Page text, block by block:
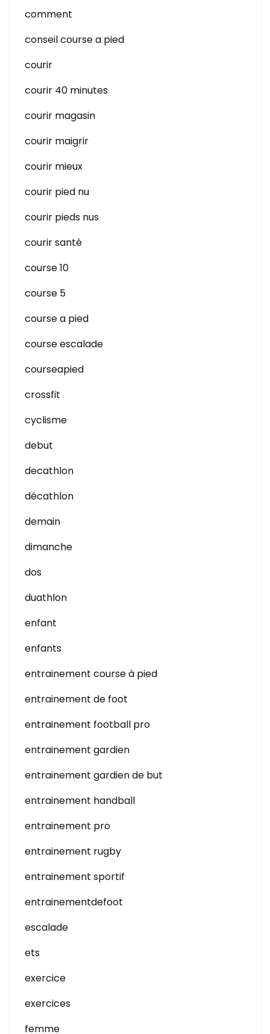
comment
conseil course a pied
courir
courir 40 minutes
courir magasin
courir maigrir
courir mieux
courir pied nu
courir pieds nus
courir santé
course 10
course 5
course a pied
course escalade
courseapied
crossfit
cyclisme
debut
decathlon
décathlon
demain
dimanche
dos
duathlon
enfant
enfants
entrainement course à pied
entrainement de foot
entrainement football pro
entrainement gardien
entrainement gardien de but
entrainement handball
entrainement pro
entrainement rugby
entrainement sportif
entrainementdefoot
escalade
ets
exercice
exercices
femme